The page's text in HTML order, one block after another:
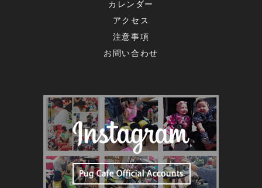
カレンダー
アクセス
注意事項
お問い合わせ